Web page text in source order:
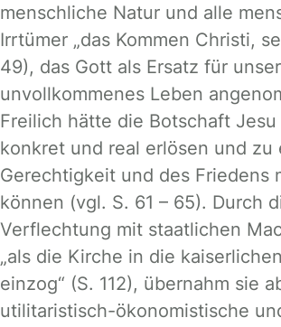
menschliche Natur und alle
Irrtümer „das Kommen Christi,
49), das Gott als Ersatz für unser
unvollkommenes Leben
Freilich hätte die Botschaft
konkret und real erlösen und zu
Gerechtigkeit und des Friedens
können (vgl. S. 61 – 65). Durch
Verflechtung mit staatlichen
„als die Kirche in die
einzog“ (S. 112), übernahm sie
utilitaristisch-ökonomistische